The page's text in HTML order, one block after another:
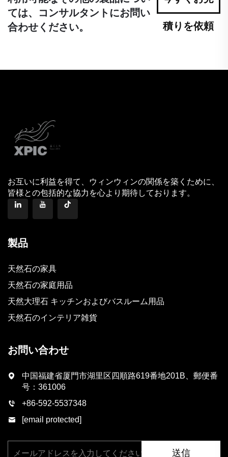
ては、コンサルタントにお問い
合わせください。
積りを依頼
お互いに利益を得て、ウィンウィンの関係を築くために、
皆様との包括的な協力を心より期待しております。
製品
天然石の家具
天然石の家庭用品
天然大理石 キッチンおよびバスルーム用品
天然石のインテリア雑貨
お問い合わせ
中国福建省厦門市湖里区四順路619番地201B、郵便番
号：361006
+86-592-5537348
[email protected]
送信